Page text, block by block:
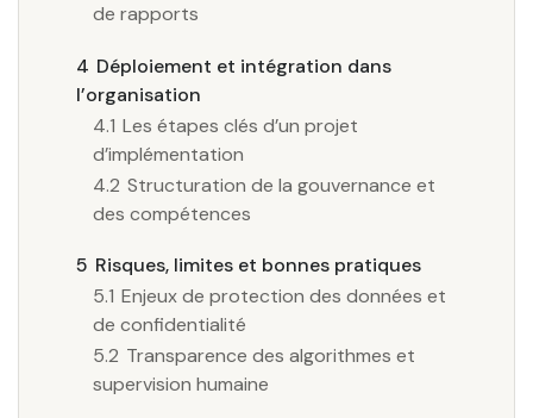
de rapports
4 Déploiement et intégration dans
l’organisation
4.1 Les étapes clés d’un projet
d’implémentation
4.2 Structuration de la gouvernance et
des compétences
5 Risques, limites et bonnes pratiques
5.1 Enjeux de protection des données et
de confidentialité
5.2 Transparence des algorithmes et
supervision humaine